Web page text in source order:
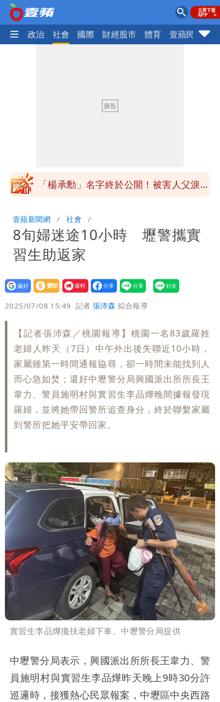
生活 政治 社會 國際 財經股市 體育 壹蘋民調
變強」 路徑分歧藏警訊：不利強度維持
高希均辭世享耆壽90歲 畢生推動閱讀
布 陸警可能相對低
「楊承勳」名字終於公開！被害人父淚喊
變強」 路徑分歧藏警訊：不利強度維持
壹蘋新聞網 社會
8旬婦迷途10小時 壢警攜實
習生助返家
設為
贊助
我要
爆料
2025/07/08 15:49 記者張沛森 綜合報導
【記者張沛森／桃園報導】桃園一名83歲羅姓
老婦人昨天（7日）中午外出後失聯近10小時，
家屬雖第一時間通報協尋，卻一時間未能找到人
而心急如焚；還好中壢警分局興國派出所所長王
韋力、警員施明村與實習生李品燁晚間據報發現
羅婦，並將她帶回警所追查身分，終於聯繫家屬
到警所把她平安帶回家。
實習生李品燁攙扶老婦下車。中壢警分局提供
中壢警分局表示，興國派出所所長王韋力、警
員施明村與實習生李品燁昨天晚上9時30分許
巡邏時，接獲熱心民眾報案，中壢區中央西路